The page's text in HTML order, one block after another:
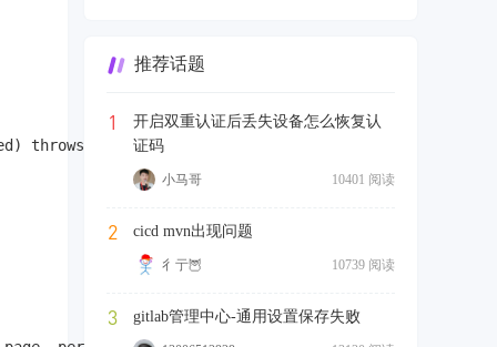
throws IOException {
推荐话题
1
开启双重认证后丢失设备怎么恢复认
证码
10401 阅读
小马哥
2 cicd mvn出现问题
10739 阅读
彳亍🦉
3 gitlab管理中心-通用设置保存失败